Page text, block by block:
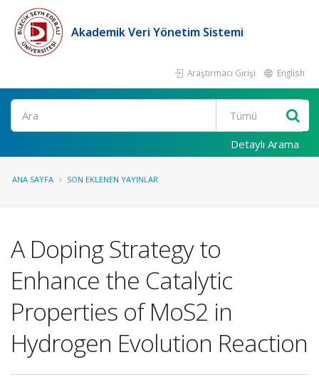
Akademik Veri Yönetim Sistemi
Araştırmacı Girişi English
Ara
Detaylı Arama
ANA SAYFA SON EKLENEN YAYINLAR
A Doping Strategy to
Enhance the Catalytic
Properties of MoS2 in
Hydrogen Evolution Reaction